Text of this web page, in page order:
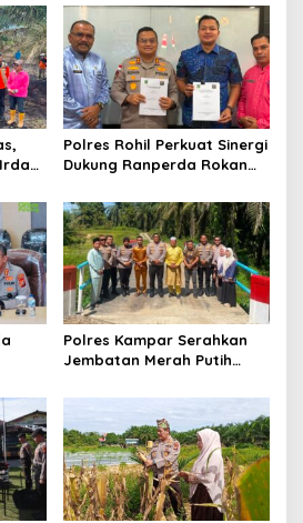
Polres Rohil Perkuat Sinergi
Dukung Ranperda Rokan
Berkelanjutan
Polres Kampar Serahkan
Jembatan Merah Putih
Warga Pulau Jambu Kuok